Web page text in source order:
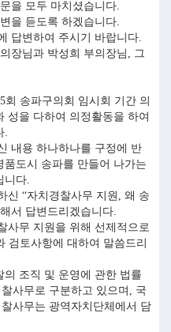
을 모두 마치셨습니다.
을 듣도록 하겠습니다.
답변하여 주시기 바랍니다.
장님과 박성희 부의장님, 그
송파구의회 임시회 기간 의
성을 다하여 의정활동을 하여
.
내용 하나하나를 구정에 반
도시 송파를 만들어 나가는
니다.
신 “자치경찰사무 지원, 왜 송
서 답변드리겠습니다.
사무 지원을 위해 선제적으로
검토사항에 대하여 말씀드리
조직 및 운영에 관한 법률
사무로 구분하고 있으며, 국
사무는 광역자치단체에서 담